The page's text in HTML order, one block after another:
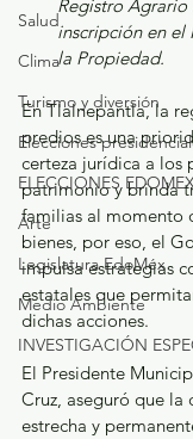
Salud
Clima
Turismo y diversión
Elecciones
ELECCIONES
Arte
Legislatura EdoMéx
Medio Ambiente
INVESTIGACIÓN
Registro
inscripción en el
la Propiedad.
En Tlalnepantla, la
predios es una
certeza jurídica a los
patrimonio y brinda
familias al momento
bienes, por eso, el
impulsa estrategias
estatales que
dichas acciones.
El Presidente
Cruz, aseguró que la
estrecha y